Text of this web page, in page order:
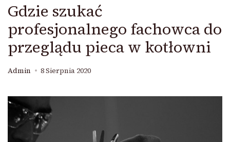
Gdzie szukać
profesjonalnego fachowca do
przeglądu pieca w kotłowni
Admin 8 Sierpnia 2020